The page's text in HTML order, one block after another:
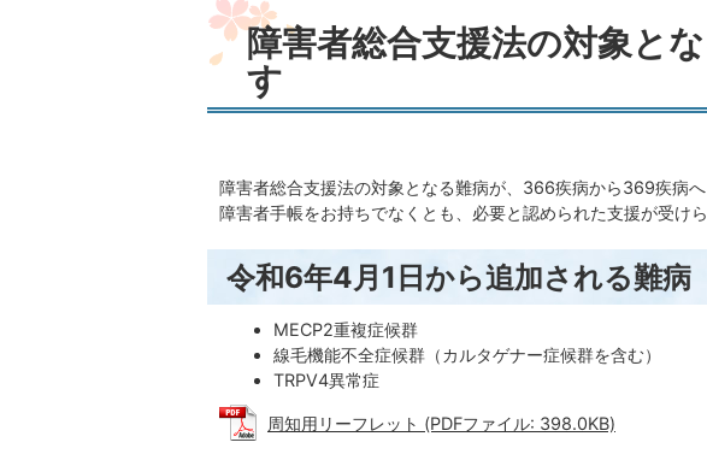
障害者総合支援法の対象と
す
障害者総合支援法の対象となる難病が、366疾病から369疾病
障害者手帳をお持ちでなくとも、必要と認められた支援が受けら
令和6年4月1日から追加される難病
MECP2重複症候群
線毛機能不全症候群（カルタゲナー症候群を含む）
TRPV4異常症
周知用リーフレット (PDFファイル: 398.0KB)